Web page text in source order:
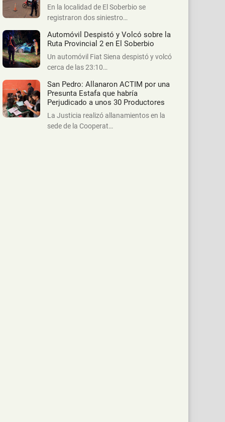
En la localidad de El Soberbio se
registraron dos siniestro…
Automóvil Despistó y Volcó sobre la
Ruta Provincial 2 en El Soberbio
Un automóvil Fiat Siena despistó y volcó
cerca de las 23:10…
San Pedro: Allanaron ACTIM por una
Presunta Estafa que habría
Perjudicado a unos 30 Productores
La Justicia realizó allanamientos en la
sede de la Cooperat…